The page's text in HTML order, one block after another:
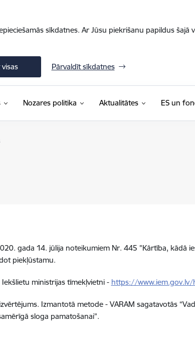
sīkdatnes. Ar Jūsu piekrišanu papildus
Pārvaldīt sīkdatnes
Nozares politika Aktualitātes ES un
gada 14. jūlija noteikumiem Nr. 445 "Kārtība, kādā
piekļūstamu.
Iekšlietu ministrijas tīmekļvietni- https://www.iem.gov.lv/
. Izmantotā metode - VARAM sagatavotās
sloga pamatošanai”.